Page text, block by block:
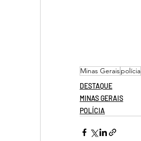
Minas Geraispolícia
DESTAQUE
MINAS GERAIS
POLÍCIA